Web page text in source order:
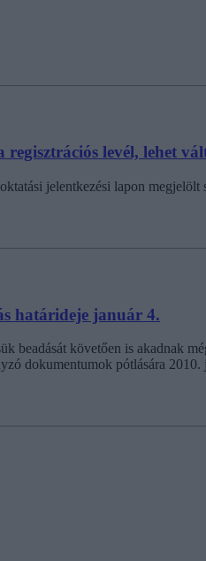
levél, lehet
jelentkezési lapon
határideje január 4.
beadását követően is
dokumentumok pótlására